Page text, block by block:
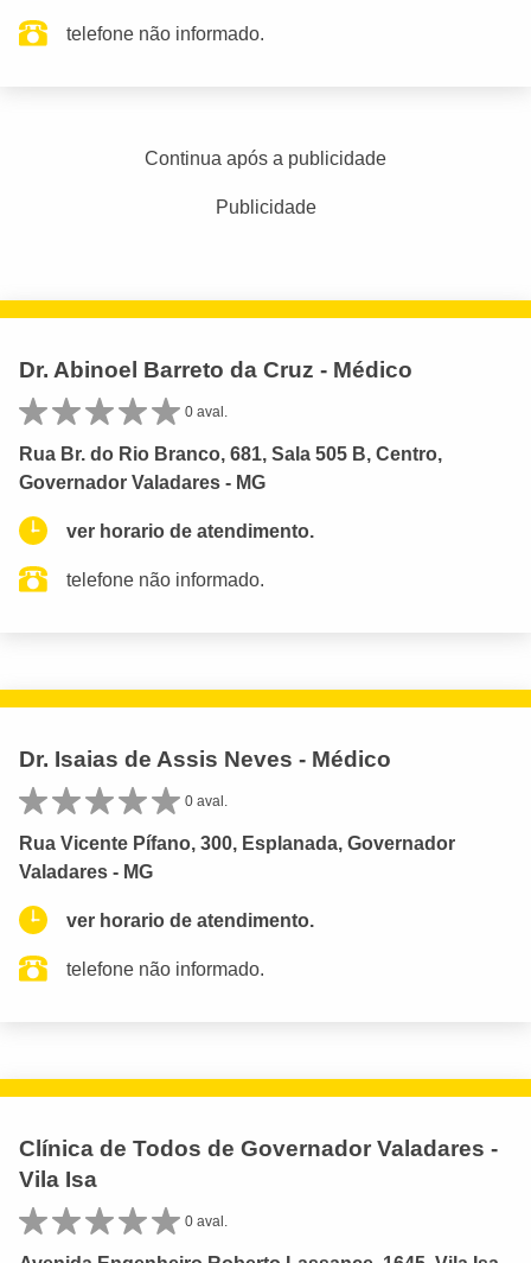
telefone não informado.
Continua após a publicidade
Publicidade
Dr. Abinoel Barreto da Cruz - Médico
0 aval.
Rua Br. do Rio Branco, 681, Sala 505 B, Centro,
Governador Valadares - MG
ver horario de atendimento.
telefone não informado.
Dr. Isaias de Assis Neves - Médico
0 aval.
Rua Vicente Pífano, 300, Esplanada, Governador
Valadares - MG
ver horario de atendimento.
telefone não informado.
Clínica de Todos de Governador Valadares -
Vila Isa
0 aval.